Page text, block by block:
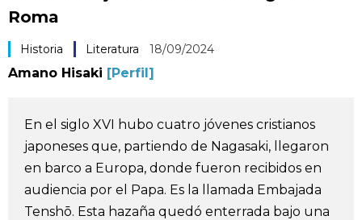
Guía de Japón
Vídeos e imágenes
En profundidad
Más
Noticias official SNS
Roma
Historia Literatura 18/09/2024
Amano Hisaki [Perfil]
En el siglo XVI hubo cuatro jóvenes cristianos
japoneses que, partiendo de Nagasaki, llegaron
en barco a Europa, donde fueron recibidos en
audiencia por el Papa. Es la llamada Embajada
Tenshō. Esta hazaña quedó enterrada bajo una